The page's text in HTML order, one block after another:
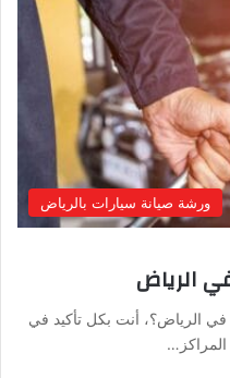
ورشة صيانة سيارات بالرياض
الرياض
الرياض؟، أنت بكل تأكيد في